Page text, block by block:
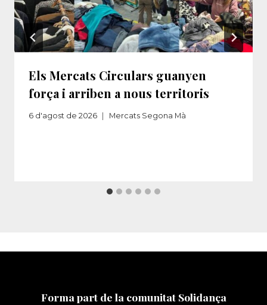
Els Mercats Circulars guanyen
força i arriben a nous territoris
6 d'agost de 2026 Mercats Segona Mà
Forma part de la comunitat Solidança